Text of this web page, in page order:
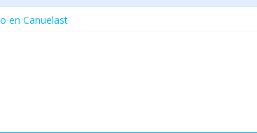
en Canuelast